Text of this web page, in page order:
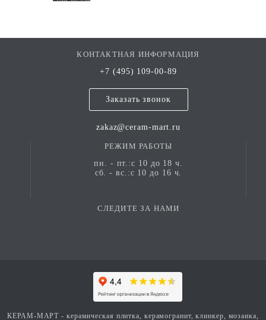
КОНТАКТНАЯ ИНФОРМАЦИЯ
+7 (495) 109-00-89
Заказать звонок
zakaz@ceram-mart.ru
РЕЖИМ РАБОТЫ
пн. - пт.:с 10 до 18 ч.
сб. - вс.:с 10 до 16 ч.
СЛЕДИТЕ ЗА НАМИ
КЕРАМ-МАРТ - керамическая плитка, керамогранит, клинкер, мозаика,